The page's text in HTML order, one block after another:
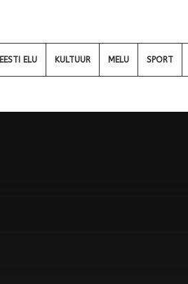
EESTI ELU KULTUUR MELU SPORT